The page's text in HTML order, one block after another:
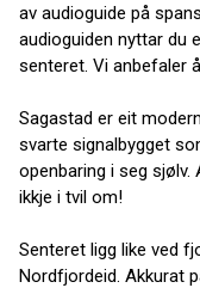
av audioguide på
audioguiden nyttar du
senteret. Vi anbefaler
Sagastad er eit
svarte signalbygget
openbaring i seg
ikkje i tvil om!
Senteret ligg like ved
Nordfjordeid. Akkurat